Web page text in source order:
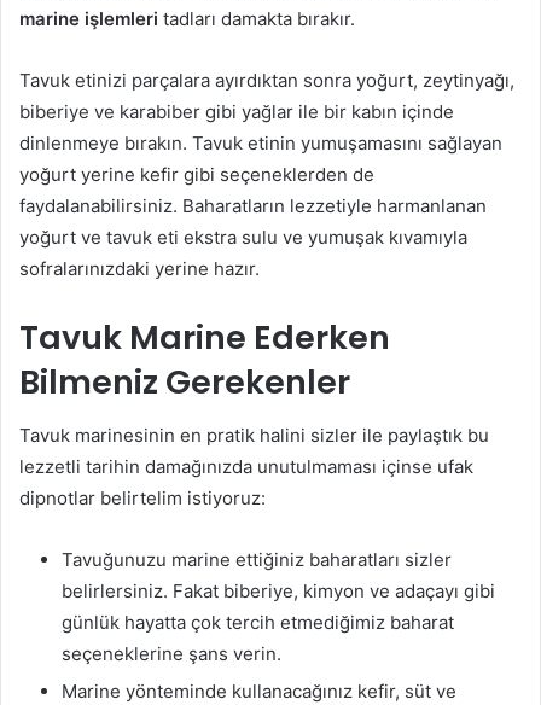
marine işlemleri tadları damakta bırakır.
Tavuk etinizi parçalara ayırdıktan sonra yoğurt, zeytinyağı,
biberiye ve karabiber gibi yağlar ile bir kabın içinde
dinlenmeye bırakın. Tavuk etinin yumuşamasını sağlayan
yoğurt yerine kefir gibi seçeneklerden de
faydalanabilirsiniz. Baharatların lezzetiyle harmanlanan
yoğurt ve tavuk eti ekstra sulu ve yumuşak kıvamıyla
sofralarınızdaki yerine hazır.
Tavuk Marine Ederken
Bilmeniz Gerekenler
Tavuk marinesinin en pratik halini sizler ile paylaştık bu
lezzetli tarihin damağınızda unutulmaması içinse ufak
dipnotlar belirtelim istiyoruz:
Tavuğunuzu marine ettiğiniz baharatları sizler
belirlersiniz. Fakat biberiye, kimyon ve adaçayı gibi
günlük hayatta çok tercih etmediğimiz baharat
seçeneklerine şans verin.
Marine yönteminde kullanacağınız kefir, süt ve